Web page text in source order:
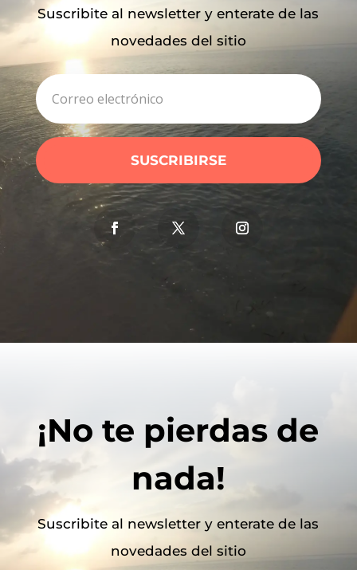
Suscribite al newsletter y enterate de las
novedades del sitio
SUSCRIBIRSE
¡No te pierdas de
nada!
Suscribite al newsletter y enterate de las
novedades del sitio